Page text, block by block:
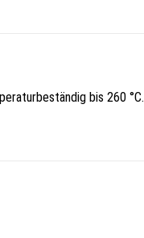
bis 260 °C.